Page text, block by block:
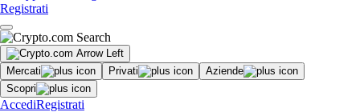
Registrati
Mercati Privati
Aziende
Scopri
AccediRegistrati